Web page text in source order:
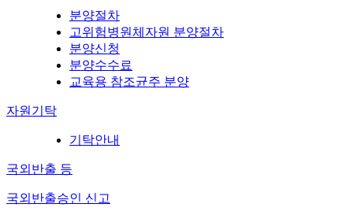
분양절차
고위험병원체자원 분양절차
분양신청
분양수수료
교육용 참조균주 분양
자원기탁
기탁안내
국외반출 등
국외반출승인 신고